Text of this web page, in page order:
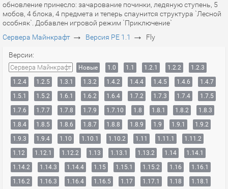
обновление принесло: зачарование починки, ледяную ступень, 5
мобов, 4 блока, 4 предмета и теперь спаунится структура `Лесной
особняк`. Добавлен игровой режим `Приключение`
Сервера Майнкрафт → Версия PE 1.1 → Fly
Версии:
Сервера Майнкрафт Новые 1.0 1.1 1.2.1 1.2.2
1.2.3
1.2.4
1.2.5 1.3.1 1.3.2 1.4.2 1.4.4 1.4.5 1.4.6
1.4.7
1.5.1
1.5.2 1.6.1 1.6.2 1.6.4 1.7.2 1.7.3 1.7.4
1.7.5
1.7.6
1.7.7 1.7.8 1.7.9 1.7.10 1.8 1.8.1 1.8.2
1.8.3
1.8.4
1.8.5 1.8.6 1.8.7 1.8.8 1.8.9 1.9 1.9.1
1.9.2
1.9.3
1.9.4 1.10 1.10.1 1.10.2 1.11 1.11.1
1.11.2
1.12
1.12.1 1.12.2 1.13 1.13.1 1.13.2 1.14
1.14.1
1.14.2
1.14.3 1.14.4 1.15 1.15.1 1.15.2 1.16
1.16.1
1.16.2
1.16.3 1.16.4 1.16.5 1.17 1.17.1 1.18
1.18.1